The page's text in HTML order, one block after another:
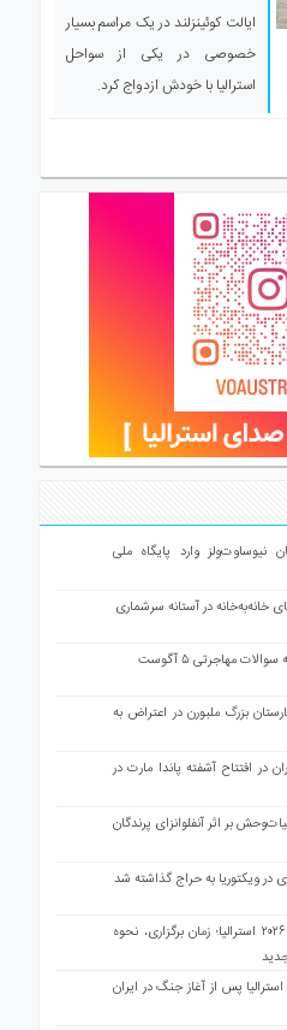
ایالت کوئینزلند در یک مراسم بسیار
خصوصی در یکی از سواحل
استرالیا با خودش ازدواج کرد.
نیوساوت‌ولز وارد پایگاه ملی
خانه‌به‌خانه در آستانه سرشماری
مهاجرتی ۵ آگوست
بزرگ ملبورن در اعتراض به
در افتتاح آشفته پاندا مارت در
بر اثر آنفلوانزای پرندگان
در ویکتوریا به حراج گذاشته شد
راهنمای جامع سرشماری ۲۰۲۶ استرالیا؛ زمان برگزاری، نحوه
پس از آغاز جنگ در ایران